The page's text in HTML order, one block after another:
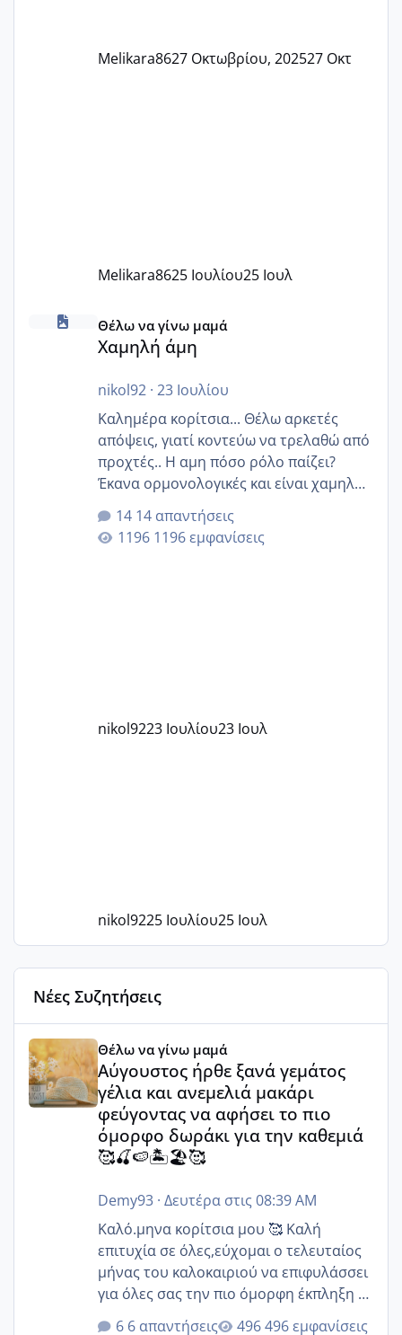
Melikara8627 Οκτωβρίου, 202527 Οκτ
Melikara8625 Ιουλίου25 Ιουλ
Χαμηλή άμη
Θέλω να γίνω μαμά
Χαμηλή άμη
nikol92· 23 Ιουλίου
Καλημέρα κορίτσια... Θέλω αρκετές
απόψεις, γιατί κοντεύω να τρελαθώ από
προχτές.. Η αμη πόσο ρόλο παίζει?
Έκανα ορμονολογικές και είναι χαμηλή
για την ηλικία μου.. Είχα ήδη μια
εγκυμοσύνη, που έπρεπε να τερματιστεί
στην 27η εβδομάδα και προσπαθώ 7
14 απαντήσεις
1196 εμφανίσεις
nikol9223 Ιουλίου23 Ιουλ
nikol9225 Ιουλίου25 Ιουλ
Νέες Συζητήσεις
Αύγουστος ήρθε ξανά γεμάτος γέλια και ανεμελιά
Θέλω να γίνω μαμά
Αύγουστος ήρθε ξανά γεμάτος
γέλια και ανεμελιά μακάρι
φεύγοντας να αφήσει το πιο
όμορφο δωράκι για την καθεμιά
🥰🍒🍉🏝️🏖️🥰
Demy93· Δευτέρα στις 08:39 AM
Καλό.μηνα κορίτσια μου 🥰 Καλή
επιτυχία σε όλες,εύχομαι ο τελευταίος
μήνας του καλοκαιριού να επιφυλάσσει
για όλες σας την πιο όμορφη έκπληξη 🧿
@Elk @Melikara86 @Παρασκευαιδου
6 απαντήσεις 496 εμφανίσεις